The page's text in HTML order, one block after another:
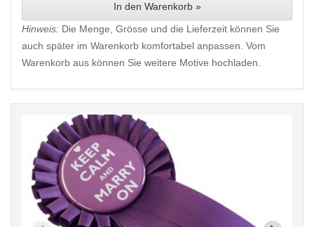
In den Warenkorb »
Hinweis: Die Menge, Grösse und die Lieferzeit können Sie
auch später im Warenkorb komfortabel anpassen. Vom
Warenkorb aus können Sie weitere Motive hochladen.